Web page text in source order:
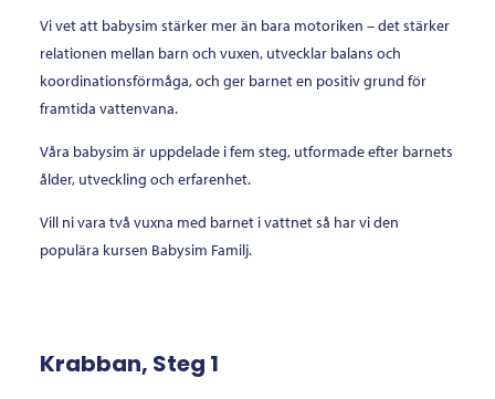
Vi vet att babysim stärker mer än bara motoriken – det stärker
relationen mellan barn och vuxen, utvecklar balans och
koordinationsförmåga, och ger barnet en positiv grund för
framtida vattenvana.
Våra babysim är uppdelade i fem steg, utformade efter barnets
ålder, utveckling och erfarenhet.
Vill ni vara två vuxna med barnet i vattnet så har vi den
populära kursen Babysim Familj.
Krabban, Steg 1